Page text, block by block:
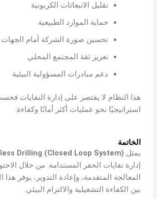
تقليل الانبعاثات الكربونية
حماية الموارد الطبيعية
تحسين صورة الشركة أمام الجهات
تعزيز ثقة المجتمع المحلي
دعم مبادرات المسؤولية البيئية
هذا النظام لا يقتصر على إدارة النفايات
استراتيجيًا نحو عمليات أكثر أمانًا وكفاءة.
الخاتمة
يمثل Drilling (Closed Loop System)
إدارة نفايات الحفر المستدامة. من خلال
المعالجة المتقدمة، وإعادة التدوير، يوفر هذا
بين الكفاءة التشغيلية والالتزام البيئي.